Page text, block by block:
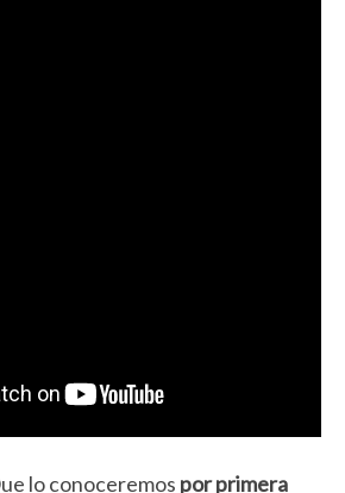
lo conoceremos por primera